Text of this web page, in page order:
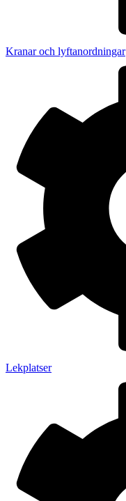
Kranar och lyftanordningar
Lekplatser